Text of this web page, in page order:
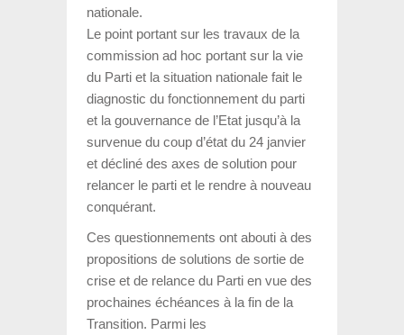
nationale.
Le point portant sur les travaux de la
commission ad hoc portant sur la vie
du Parti et la situation nationale fait le
diagnostic du fonctionnement du parti
et la gouvernance de l’Etat jusqu’à la
survenue du coup d’état du 24 janvier
et décliné des axes de solution pour
relancer le parti et le rendre à nouveau
conquérant.
Ces questionnements ont abouti à des
propositions de solutions de sortie de
crise et de relance du Parti en vue des
prochaines échéances à la fin de la
Transition. Parmi les